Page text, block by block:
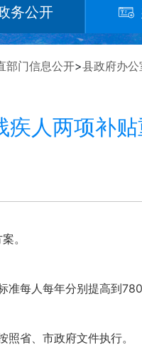
务公开
部门信息公开>县政府办
人两项补
。
每人每年分别提高到
省、市政府文件执行。